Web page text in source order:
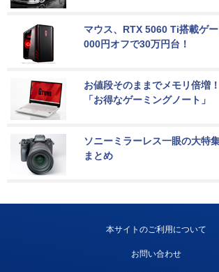
マウス、RTX 5060 Ti搭載ゲ
000円オフで30万円台！
お値段そのままでメモリ倍増
「お得なゲーミングノート」
ソニーミラーレス一眼の大特
まとめ
本サイトのご利用について
お問い合わせ